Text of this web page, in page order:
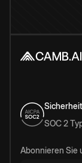
SOC 2
Abonnieren Sie